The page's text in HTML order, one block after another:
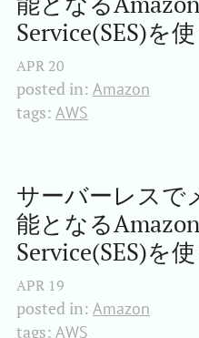
Service(SES)を
APR 20
posted in: Amazon
tags: AWS
サーバーレスで
能となる
Service(SES)を
APR 19
posted in: Amazon
tags: AWS